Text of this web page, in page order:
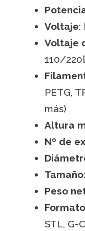
Voltaje:
Voltaje
110/
PETG,
más)
Altura
Nº de
Tamaño
Peso
STL, G-